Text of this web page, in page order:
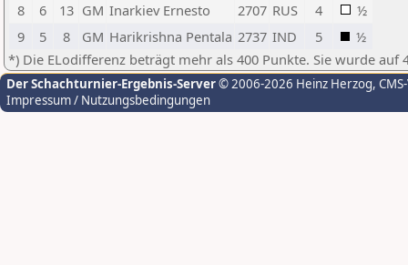
8
6 13 GM Inarkiev Ernesto 2707 RUS 4
½
9
5 8 GM Harikrishna Pentala 2737 IND 5
½
*) Die ELodifferenz beträgt mehr als 400 Punkte. Sie wurde auf
Der Schachturnier-Ergebnis-Server© 2006-2026 Heinz Herzog,
Impressum / Nutzungsbedingungen